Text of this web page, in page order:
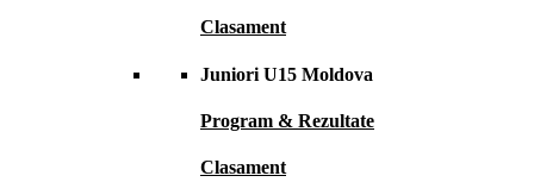
Clasament
Juniori U15 Moldova
Program & Rezultate
Clasament